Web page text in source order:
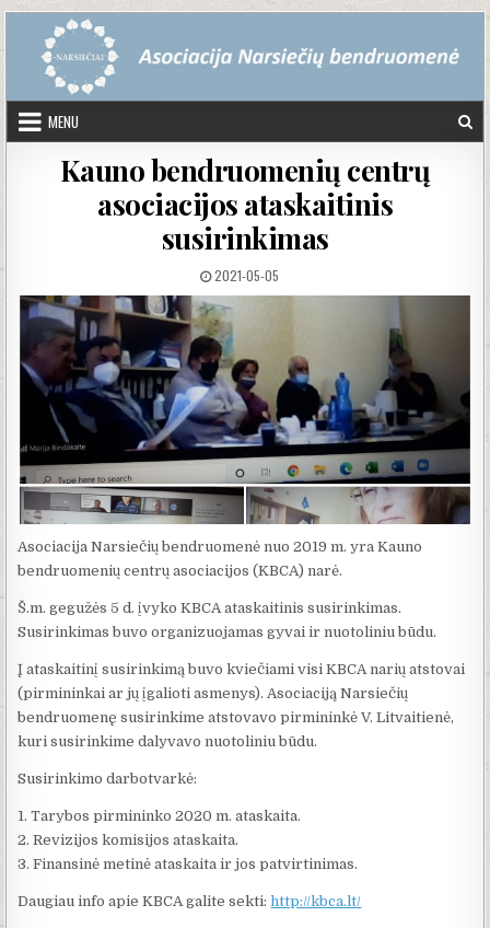
Skip to content
MENU
Kauno bendruomenių centrų
asociacijos ataskaitinis
susirinkimas
PUBLISHED DATE:
2021-05-05
Asociacija Narsiečių bendruomenė nuo 2019 m. yra Kauno
bendruomenių centrų asociacijos (KBCA) narė.
Š.m. gegužės 5 d. įvyko KBCA ataskaitinis susirinkimas.
Susirinkimas buvo organizuojamas gyvai ir nuotoliniu būdu.
Į ataskaitinį susirinkimą buvo kviečiami visi KBCA narių atstovai
(pirmininkai ar jų įgalioti asmenys). Asociaciją Narsiečių
bendruomenę susirinkime atstovavo pirmininkė V. Litvaitienė,
kuri susirinkime dalyvavo nuotoliniu būdu.
Susirinkimo darbotvarkė:
1. Tarybos pirmininko 2020 m. ataskaita.
2. Revizijos komisijos ataskaita.
3. Finansinė metinė ataskaita ir jos patvirtinimas.
Daugiau info apie KBCA galite sekti:http://kbca.lt/